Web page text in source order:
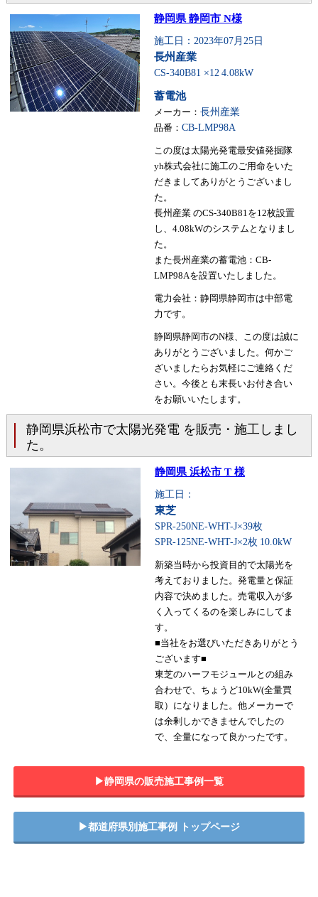
静岡県 静岡市 N様
施工日：2023年07月25日
長州産業
CS-340B81 ×12 4.08kW
蓄電池
メーカー： 長州産業
品番： CB-LMP98A
この度は太陽光発電最安値発掘隊
yh株式会社に施工のご用命をいた
だきましてありがとうございまし
た。
長州産業 のCS-340B81を12枚設置
し、4.08kWのシステムとなりまし
た。
また長州産業の蓄電池：CB-
LMP98Aを設置いたしました。
電力会社：静岡県静岡市は中部電
力です。
静岡県静岡市のN様、この度は誠に
ありがとうございました。何かご
ざいましたらお気軽にご連絡くだ
さい。今後とも末長いお付き合い
をお願いいたします。
静岡県浜松市で太陽光発電 を販売・施工しまし
た。
静岡県 浜松市 T 様
施工日：
東芝
SPR-250NE-WHT-J×39枚
SPR-125NE-WHT-J×2枚 10.0kW
新築当時から投資目的で太陽光を
考えておりました。発電量と保証
内容で決めました。売電収入が多
く入ってくるのを楽しみにしてま
す。
■当社をお選びいただきありがとう
ございます■
東芝のハーフモジュールとの組み
合わせで、ちょうど10kW(全量買
取）になりました。他メーカーで
は余剰しかできませんでしたの
で、全量になって良かったです。
▶︎静岡県の販売施工事例一覧
▶︎都道府県別施工事例 トップページ